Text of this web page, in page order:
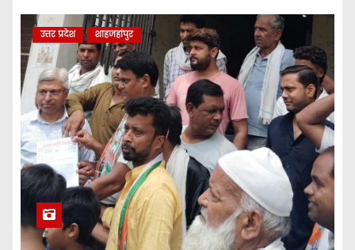
उत्तर प्रदेश शाहजहांपुर